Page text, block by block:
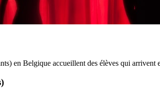
en Belgique accueillent des élèves qui arrivent